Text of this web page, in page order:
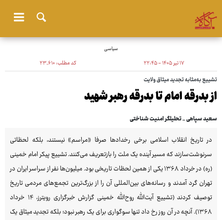
سیاسی
۱۷ تیر ۱۴۰۵ - ۲۲:۴۵ کد مطلب:۲۳٬۶۱۰
تشییع به‌مثابه تجدید میثاق ولایت
از بدرقه امام تا بدرقه رهبر شهید
سعید سپاهی _ تحلیلگر امنیت شناختی
در تاریخ انقلاب اسلامی برخی رخدادها صرفا «مراسم» نیستند، بلکه لحظاتی
سرنوشت‌سازند که مسیر آینده یک ملت را بازتعریف می‌کنند. تشییع پیکر امام خمینی
(ره) در خرداد ۱۳۶۸ یکی از همین لحظات تاریخی بود. میلیون‌ها نفر از سراسر ایران در
تهران گرد آمدند و رسانه‌های بین‌المللی آن را از بزرگ‌ترین تجمع‌های مردمی تاریخ
توصیف کردند (تشییع آیت‌الله روح‌الله خمینی گزارش خبرگزاری رویترز، ۱۴ خرداد
۱۳۶۸). آنچه در آن روز رخ داد تنها سوگواری برای یک رهبر نبود؛ بلکه تجدید میثاق یک